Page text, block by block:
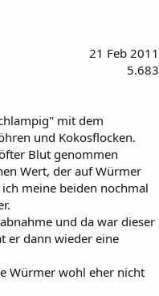
21 Feb 2011
5.683
mit dem
und Kokosflocken.
Blut genommen
Wert, der auf Würmer
meine beiden nochmal
und da war dieser
er dann wieder eine
Würmer wohl eher nicht